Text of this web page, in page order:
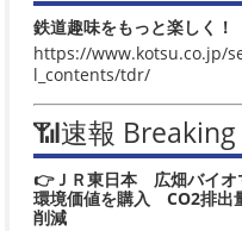
鉄道趣味をもっと楽しく！
https://www.kotsu.co.jp/
l_contents/tdr/
📶速報
👉ＪＲ東日本 広畑バイオ
環境価値を購入 CO2排出
削減